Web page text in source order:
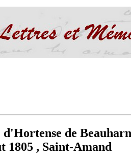
de
1805 , Saint-Amand